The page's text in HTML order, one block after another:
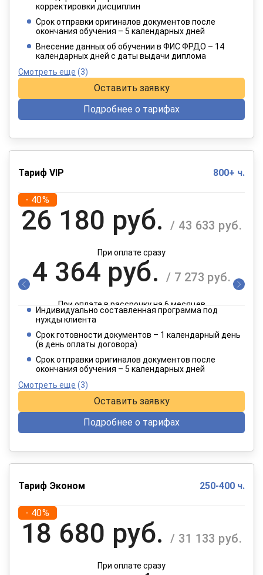
1 915 руб.
При оплате в рассрочку на 12 месяцев
корректировки дисциплин
Срок отправки оригиналов документов после
окончания обучения – 5 календарных дней
Внесение данных об обучении в ФИС ФРДО – 14
календарных дней с даты выдачи диплома
Смотреть еще (3)
Оставить заявку
Подробнее о тарифах
Тариф VIP 800+ ч.
- 40%
26 180 руб. / 43 633 руб.
При оплате сразу
4 364 руб. / 7 273 руб.
При оплате в рассрочку на 6 месяцев
2 182 руб. / 3 637 руб.
При оплате в рассрочку на 12 месяцев
Индивидуально составленная программа под
нужды клиента
Срок готовности документов – 1 календарный день
(в день оплаты договора)
Срок отправки оригиналов документов после
окончания обучения – 5 календарных дней
Смотреть еще (3)
Оставить заявку
Подробнее о тарифах
Тариф Эконом 250-400 ч.
- 40%
18 680 руб. / 31 133 руб.
При оплате сразу